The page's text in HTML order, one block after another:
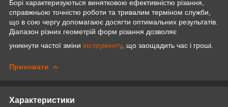
Борі характеризуються винятковою ефективністю різання,
справжньою точністю роботи та тривалим терміном служби,
що в сою чергу допомагаює досягти оптимальних результатів.
Діапазон різних геометрій форм різання дозволяє
уникнути частої зміни інструменту, що заощадить час і гроші.
Приховати
Характеристики